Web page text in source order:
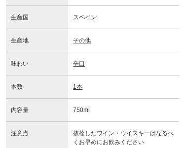
生産国 スペイン
生産地 その他
味わい 辛口
本数 1本
内容量 750ml
注意点
抜栓したワイン・ウイスキーはなるべ
くお早めにお飲みください